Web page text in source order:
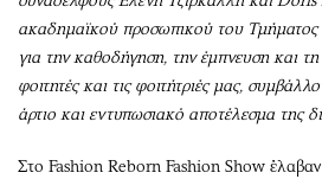
ακαδημαϊκού προσωπικού του Τμήματος
για την καθοδήγηση, την έμπνευση και
φοιτητές και τις φοιτήτριές μας,
άρτιο και εντυπωσιακό αποτέλεσμα της
Στο Fashion Reborn Fashion Show έλαβαν